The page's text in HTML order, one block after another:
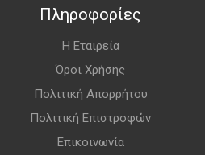
Πληροφορίες
Η Εταιρεία
Όροι Χρήσης
Πολιτική Απορρήτου
Πολιτική Επιστροφών
Επικοινωνία